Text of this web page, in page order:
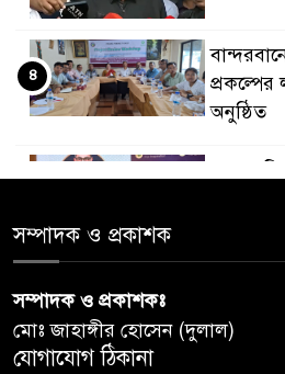
প্রকল্পের
অনুষ্ঠিত
৪
পেশ
৬
সম্পাদক ও প্রকাশক
সম্পাদক ও প্রকাশকঃ
মোঃ জাহাঙ্গীর হোসেন (দুলাল)
যোগাযোগ ঠিকানা